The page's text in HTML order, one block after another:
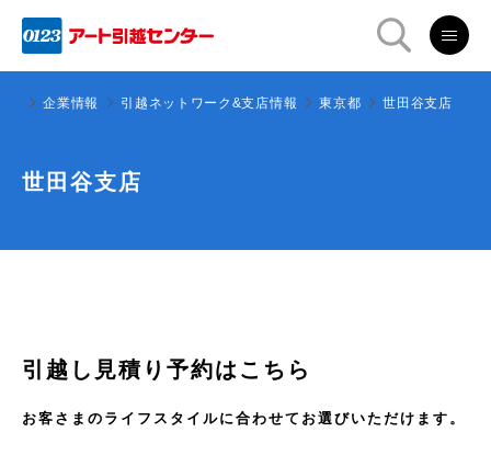
企業情報 引越ネットワーク&支店情報 東京都 世田谷支店
世田谷支店
引越し見積り予約はこちら
お客さまのライフスタイルに合わせてお選びいただけます。